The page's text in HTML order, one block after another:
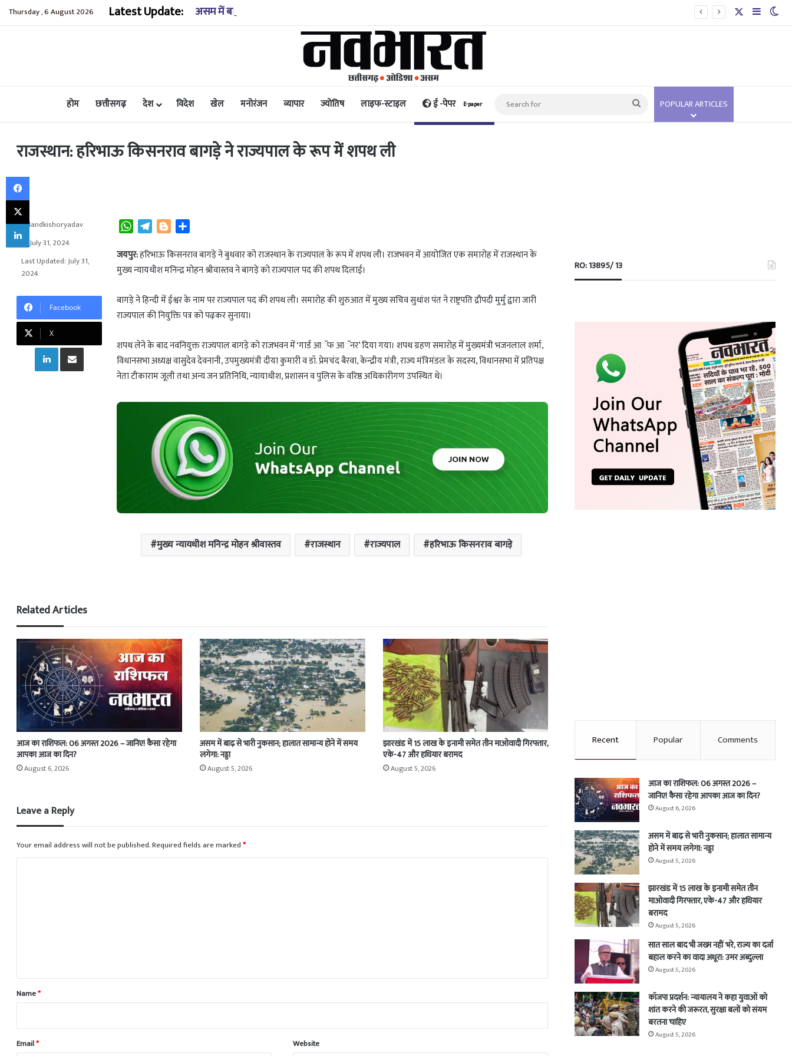
Thursday , 6 August 2026 Latest Update: असम में बाढ़ से भारी नुकसान; हालात सामान्य होने में समय लगेगा: नड्डा Sidebar
होम छत्तीसगढ़ देश विदेश खेल मनोरंजन व्यापार ज्योतिष लाइफ-स्टाइल ई -पेपर E-paper
Search
for
POPULAR ARTICLES
राजस्थान: हरिभाऊ किसनराव बागड़े ने राज्यपाल के रूप में शपथ ली
W
a
t
A
p
l
e
r
a
o
g
e
r
a
r
जयपुर:हरिभाऊ किसनराव बागड़े ने बुधवार को राजस्थान के राज्यपाल के रूप में शपथ ली। राजभवन में आयोजित एक समारोह में राजस्थान के
मुख्य न्यायधीश मनिन्द्र मोहन श्रीवास्तव ने बागड़े को राज्यपाल पद की शपथ दिलाई।
बागड़े ने हिन्दी में ईश्वर के नाम पर राज्यपाल पद की शपथ ली। समारोह की शुरुआत में मुख्य सचिव सुधांश पंत ने राष्ट्रपति द्रौपदी मुर्मु द्वारा जारी
राज्यपाल की नियुक्ति पत्र को पढ़कर सुनाया।
शपथ लेने के बाद नवनियुक्त राज्यपाल बागड़े को राजभवन में ‘गार्ड आॅफ आॅनर’ दिया गया। शपथ ग्रहण समारोह में मुख्यमंत्री भजनलाल शर्मा,
विधानसभा अध्यक्ष वासुदेव देवनानी, उपमुख्यमंत्री दीया कुमारी व डॉ. प्रेमचंद बैरवा, केन्द्रीय मंत्री, राज्य मंत्रिमंडल के सदस्य, विधानसभा में प्रतिपक्ष
नेता टीकाराम जूली तथा अन्य जन प्रतिनिधि, न्यायाधीश, प्रशासन व पुलिस के वरिष्ठ अधिकारीगण उपस्थित थे।
मुख्य न्यायधीश मनिन्द्र मोहन श्रीवास्तव राजस्थान राज्यपाल हरिभाऊ किसनराव बागड़े
Nandkishoryadav
July 31, 2024
Last Updated: July 31,
2024
Facebook
X
LinkedInShare via Email
Related Articles
आज का राशिफल: 06 अगस्त 2026 – जानिए! कैसा रहेगा
आपका आज का दिन?
August 6, 2026
असम में बाढ़ से भारी नुकसान; हालात सामान्य होने में समय
लगेगा: नड्डा
August 5, 2026
झारखंड में 15 लाख के इनामी समेत तीन माओवादी गिरफ्तार,
एके-47 और हथियार बरामद
August 5, 2026
Leave a Reply
Your email address will not be published.Required fields are marked*
*
Name*
Email* Website
RO: 13895/ 13
Recent Popular Comments
आज का राशिफल: 06 अगस्त 2026 –
जानिए! कैसा रहेगा आपका आज का दिन?
August 6, 2026
असम में बाढ़ से भारी नुकसान; हालात सामान्य
होने में समय लगेगा: नड्डा
August 5, 2026
झारखंड में 15 लाख के इनामी समेत तीन
माओवादी गिरफ्तार, एके-47 और हथियार
बरामद
August 5, 2026
सात साल बाद भी जख्म नहीं भरे, राज्य का दर्जा
बहाल करने का वादा अधूरा: उमर अब्दुल्ला
August 5, 2026
कॉजपा प्रदर्शन: न्यायालय ने कहा युवाओं को
शांत करने की जरूरत, सुरक्षा बलों को संयम
बरतना चाहिए
August 5, 2026
Facebook
X
LinkedIn